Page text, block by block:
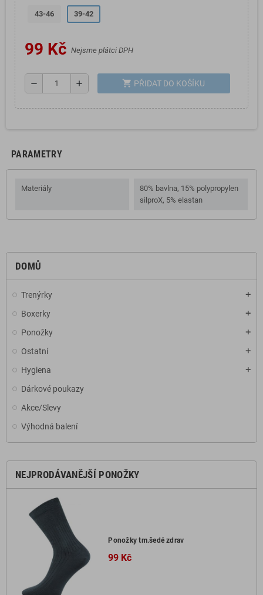
DOMŮ
Trenýrky add
Boxerky add
Ponožky add
Ostatní add
Hygiena add
Dárkové poukazy
Akce/Slevy
Výhodná balení
NEJPRODÁVANĚJŠÍ PONOŽKY
Ponožky tm.šedé zdrav
99 Kč
43-46 39-42
99 Kč Nejsme plátci DPH
remove add shopping_cart PŘIDAT DO KOŠÍKU
PARAMETRY
Materiály
80% bavlna, 15% polypropylen
silproX, 5% elastan